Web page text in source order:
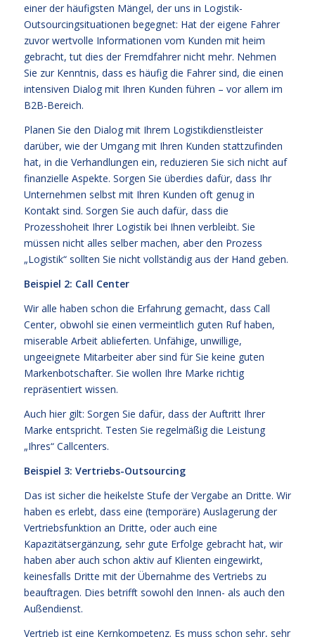
einer der häufigsten Mängel, der uns in Logistik-
Outsourcingsituationen begegnet: Hat der eigene Fahrer
zuvor wertvolle Informationen vom Kunden mit heim
gebracht, tut dies der Fremdfahrer nicht mehr. Nehmen
Sie zur Kenntnis, dass es häufig die Fahrer sind, die einen
intensiven Dialog mit Ihren Kunden führen – vor allem im
B2B-Bereich.
Planen Sie den Dialog mit Ihrem Logistikdienstleister
darüber, wie der Umgang mit Ihren Kunden stattzufinden
hat, in die Verhandlungen ein, reduzieren Sie sich nicht auf
finanzielle Aspekte. Sorgen Sie überdies dafür, dass Ihr
Unternehmen selbst mit Ihren Kunden oft genug in
Kontakt sind. Sorgen Sie auch dafür, dass die
Prozesshoheit Ihrer Logistik bei Ihnen verbleibt. Sie
müssen nicht alles selber machen, aber den Prozess
„Logistik“ sollten Sie nicht vollständig aus der Hand geben.
Beispiel 2: Call Center
Wir alle haben schon die Erfahrung gemacht, dass Call
Center, obwohl sie einen vermeintlich guten Ruf haben,
miserable Arbeit ablieferten. Unfähige, unwillige,
ungeeignete Mitarbeiter aber sind für Sie keine guten
Markenbotschafter. Sie wollen Ihre Marke richtig
repräsentiert wissen.
Auch hier gilt: Sorgen Sie dafür, dass der Auftritt Ihrer
Marke entspricht. Testen Sie regelmäßig die Leistung
„Ihres“ Callcenters.
Beispiel 3: Vertriebs-Outsourcing
Das ist sicher die heikelste Stufe der Vergabe an Dritte. Wir
haben es erlebt, dass eine (temporäre) Auslagerung der
Vertriebsfunktion an Dritte, oder auch eine
Kapazitätsergänzung, sehr gute Erfolge gebracht hat, wir
haben aber auch schon aktiv auf Klienten eingewirkt,
keinesfalls Dritte mit der Übernahme des Vertriebs zu
beauftragen. Dies betrifft sowohl den Innen- als auch den
Außendienst.
Vertrieb ist eine Kernkompetenz. Es muss schon sehr, sehr